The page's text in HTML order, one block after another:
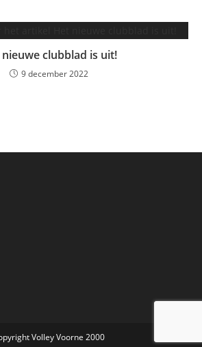
nieuwe clubblad is uit!
9 december 2022
Volley Voorne 2000